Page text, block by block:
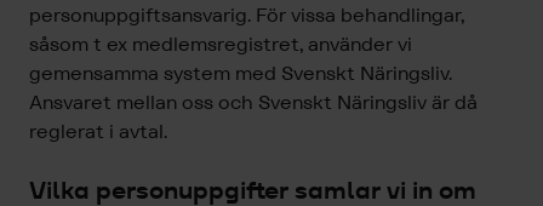
personuppgiftsansvarig. För vissa behandlingar,
såsom t ex medlemsregistret, använder vi
gemensamma system med Svenskt Näringsliv.
Ansvaret mellan oss och Svenskt Näringsliv är då
reglerat i avtal.
Vilka personuppgifter samlar vi in om